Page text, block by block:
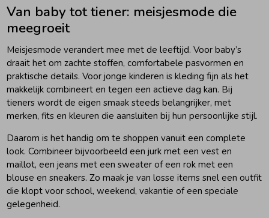
Van baby tot tiener: meisjesmode die
meegroeit
Meisjesmode verandert mee met de leeftijd. Voor baby’s
draait het om zachte stoffen, comfortabele pasvormen en
praktische details. Voor jonge kinderen is kleding fijn als het
makkelijk combineert en tegen een actieve dag kan. Bij
tieners wordt de eigen smaak steeds belangrijker, met
merken, fits en kleuren die aansluiten bij hun persoonlijke stijl.
Daarom is het handig om te shoppen vanuit een complete
look. Combineer bijvoorbeeld een jurk met een vest en
maillot, een jeans met een sweater of een rok met een
blouse en sneakers. Zo maak je van losse items snel een outfit
die klopt voor school, weekend, vakantie of een speciale
gelegenheid.